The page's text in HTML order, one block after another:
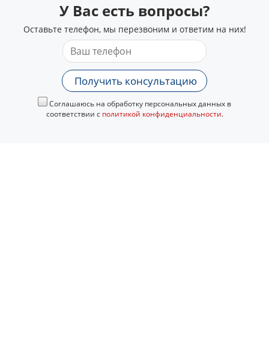
У Вас есть вопросы?
Оставьте телефон, мы перезвоним и ответим на них!
Получить консультацию
Соглашаюсь на обработку персональных данных в
соответствии с политикой конфиденциальности.